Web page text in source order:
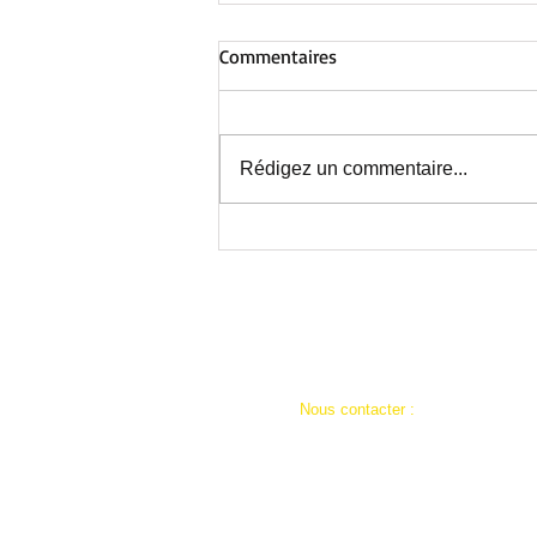
Commentaires
Rédigez un commentaire...
​​Nous contacter :